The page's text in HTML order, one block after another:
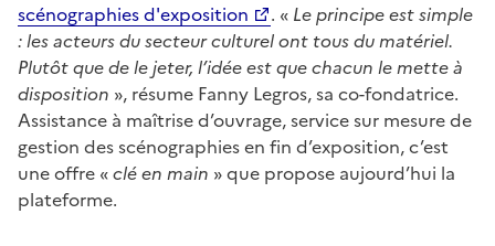
scénographies d'exposition
. « Le principe est simple
: les acteurs du secteur culturel ont tous du matériel.
Plutôt que de le jeter, l’idée est que chacun le mette à
disposition », résume Fanny Legros, sa co-fondatrice.
Assistance à maîtrise d’ouvrage, service sur mesure de
gestion des scénographies en fin d’exposition, c’est
une offre «clé en main » que propose aujourd’hui la
plateforme.